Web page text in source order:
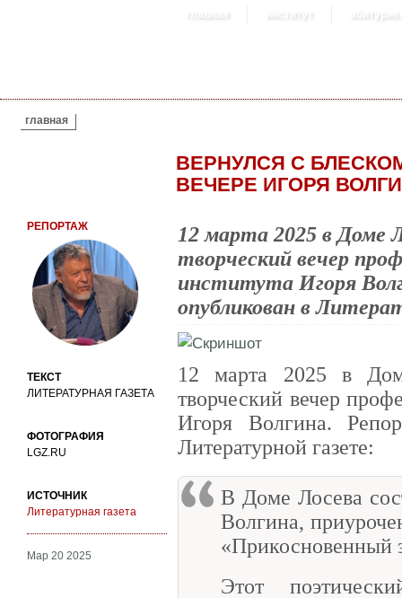
главная институт
ВЫ ЗДЕСЬ
главная
ВЕРНУЛСЯ С
ВЕЧЕРЕ ИГОРЯ
РЕПОРТАЖ
ТЕКСТ
ЛИТЕРАТУРНАЯ ГАЗЕТА
ФОТОГРАФИЯ
LGZ.RU
ИСТОЧНИК
Литературная газета
Мар 20 2025
12 марта 2025 в Доме
творческий вечер
института Игоря
опубликован в
12 марта 2025 в
творческий вечер
Игоря Волгина.
Литературной газете:
В Доме Лосева
Волгина,
«Прикосновенный
Этот